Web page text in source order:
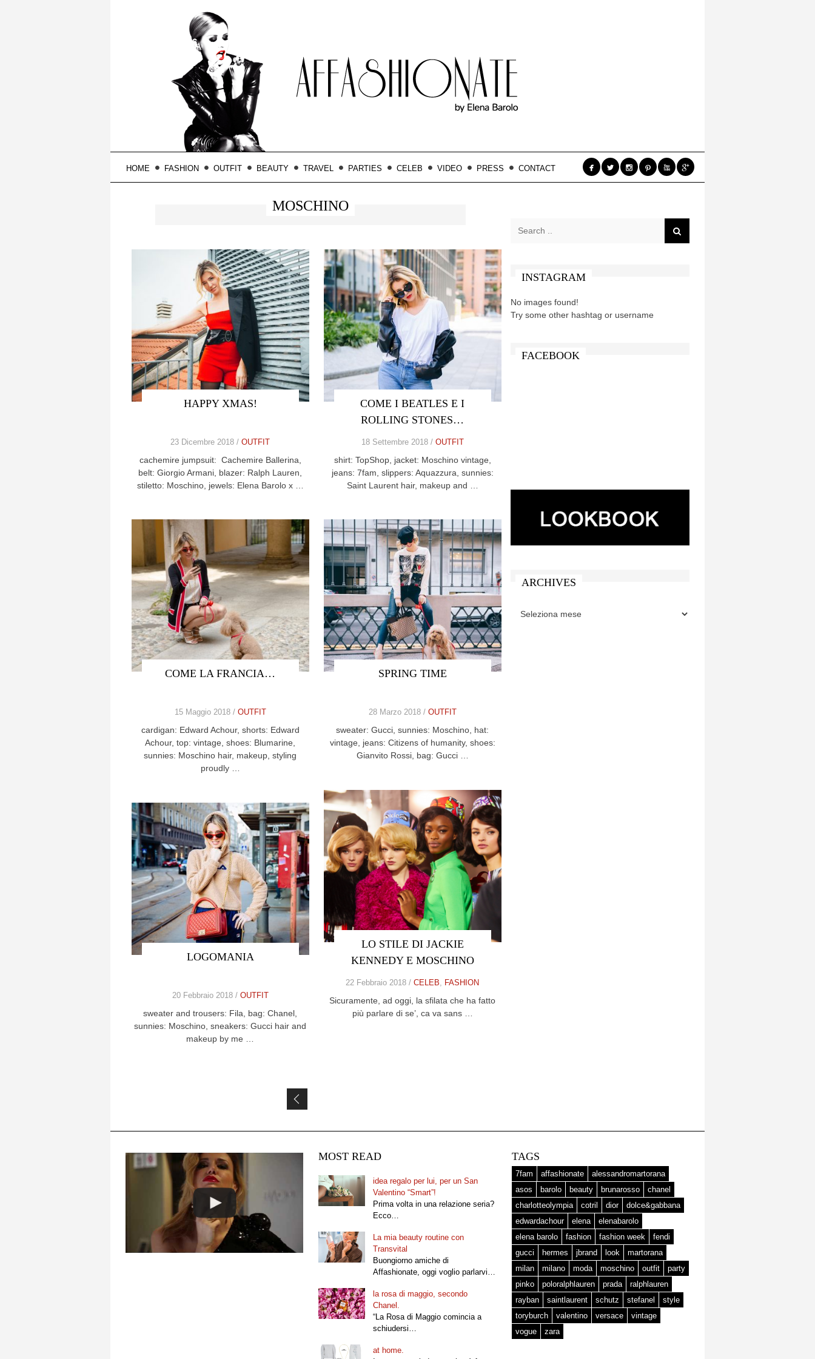
HOME FASHION OUTFIT BEAUTY TRAVEL PARTIES CELEB VIDEO PRESS CONTACT      
MOSCHINO
HAPPY XMAS!
23 Dicembre 2018 /OUTFIT
cachemire jumpsuit: Cachemire Ballerina,
belt: Giorgio Armani, blazer: Ralph Lauren,
stiletto: Moschino, jewels: Elena Barolo x …
COME I BEATLES E I
ROLLING STONES…
18 Settembre 2018 / OUTFIT
shirt: TopShop, jacket: Moschino vintage,
jeans: 7fam, slippers: Aquazzura, sunnies:
Saint Laurent hair, makeup and …
COME LA FRANCIA…
15 Maggio 2018 / OUTFIT
cardigan: Edward Achour, shorts: Edward
Achour, top: vintage, shoes: Blumarine,
sunnies: Moschino hair, makeup, styling
proudly …
SPRING TIME
28 Marzo 2018 / OUTFIT
sweater: Gucci, sunnies: Moschino, hat:
vintage, jeans: Citizens of humanity, shoes:
Gianvito Rossi, bag: Gucci …
LO STILE DI JACKIE
KENNEDY E MOSCHINO
22 Febbraio 2018 /CELEB FASHION
Sicuramente, ad oggi, la sfilata che ha fatto
più parlare di se’, ca va sans …
LOGOMANIA
20 Febbraio 2018 / OUTFIT
sweater and trousers: Fila, bag: Chanel,
sunnies: Moschino, sneakers: Gucci hair and
makeup by me …
INSTAGRAM
No images found!
Try some other hashtag or username
FACEBOOK
ARCHIVES
MOST READ
idea regalo per lui, per un San
Valentino “Smart”!
Prima volta in una relazione seria?
Ecco…
La mia beauty routine con
Transvital
Buongiorno amiche di
Affashionate, oggi voglio parlarvi…
la rosa di maggio, secondo
Chanel.
“La Rosa di Maggio comincia a
schiudersi…
at home.
TAGS
7fam affashionate
alessandromartorana
asos
barolo beauty brunarosso
chanel
charlotteolympia
cotril dior
dolce&gabbana
edwardachour
elena
elenabarolo
elena barolo
fashion fashion week
fendi
gucci
hermes jbrand look
martorana
milan
milano moda moschino outfit
party
pinko
poloralphlauren prada
ralphlauren
rayban
saintlaurent schutz stefanel
style
toryburch
valentino versace
vintage
vogue
zara